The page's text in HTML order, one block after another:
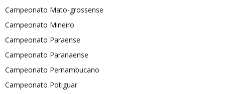
Campeonato Mato-grossense
Campeonato Mineiro
Campeonato Paraense
Campeonato Paranaense
Campeonato Pernambucano
Campeonato Potiguar